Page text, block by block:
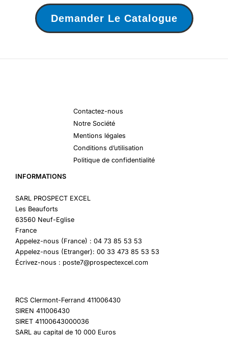
Demander Le Catalogue
Contactez-nous
Notre Société
Mentions légales
Conditions d’utilisation
Politique de confidentialité
INFORMATIONS
SARL PROSPECT EXCEL
Les Beauforts
63560 Neuf-Eglise
France
Appelez-nous (France) : 04 73 85 53 53
Appelez-nous (Etranger): 00 33 473 85 53 53
Écrivez-nous : poste7@prospectexcel.com
RCS Clermont-Ferrand 411006430
SIREN 411006430
SIRET 41100643000036
SARL au capital de 10 000 Euros